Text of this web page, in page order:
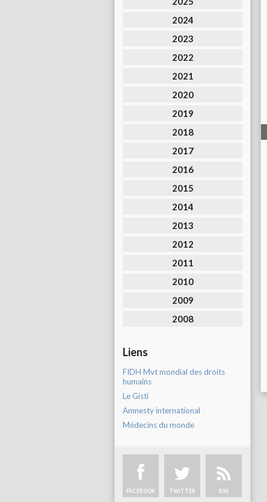
2024
2023
2022
2021
2020
2019
2018
2017
2016
2015
2014
2013
2012
2011
2010
2009
2008
Liens
FIDH Mvt mondial des droits
humains
Le Gisti
Amnesty international
Médecins du monde
FACEBOOK TWITTER RSS